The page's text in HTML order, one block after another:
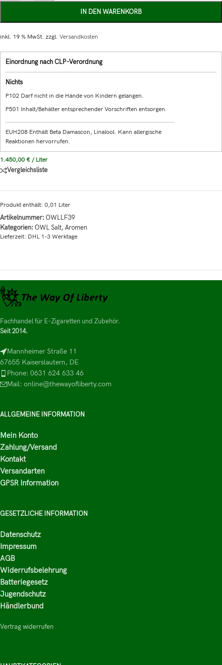
IN DEN WARENKORB
inkl. 19 % MwSt. zzgl. Versandkosten
Einordnung nach CLP-Verordnung
Nichts
P102 Darf nicht in die Hände von Kindern gelangen.
P501 Inhalt/Behälter entsprechender Vorschriften entsorgen.
EUH208 Enthält Beta Damascon, Linalool. Kann allergische
Reaktionen hervorrufen.
1.450,00 € / Liter
Vergleichsliste
Produkt enthält: 0,01 Liter
Artikelnummer: OWLLF39
Kategorien: OWL Salt,Aromen
Lieferzeit: DHL 1-3 Werktage
Fachhandel für E-Zigaretten und Zubehör.
Seit 2014.
Mannheimer Straße 11
67655 Kaiserslautern, DE
Phone: 0631 624 633 46
Mail: online@thewayofliberty.com
ALLGEMEINE INFORMATION
Mein Konto
Zahlung/Versand
Kontakt
Versandarten
GPSR Information
GESETZLICHE INFORMATION
Datenschutz
Impressum
AGB
Widerrufsbelehrung
Batteriegesetz
Jugendschutz
Händlerbund
Vertrag widerrufen